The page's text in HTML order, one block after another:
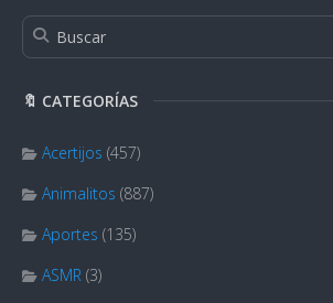
🔖 CATEGORÍAS
Acertijos (457)
Animalitos (887)
Aportes (135)
ASMR (3)